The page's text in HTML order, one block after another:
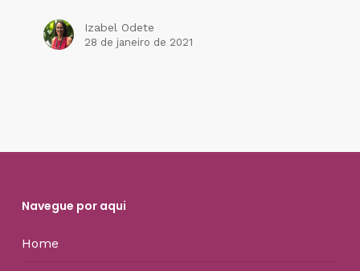
Izabel Odete
28 de janeiro de 2021
Navegue por aqui
Home